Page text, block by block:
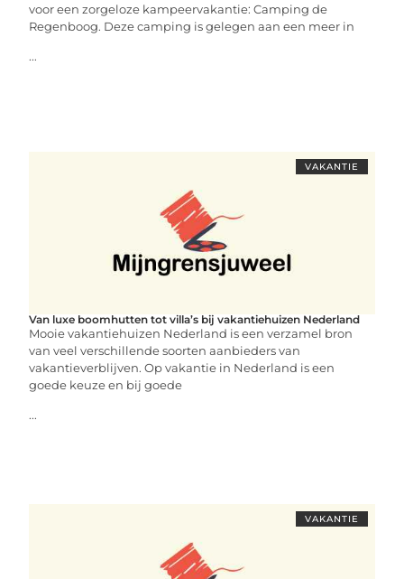
voor een zorgeloze kampeervakantie: Camping de
Regenboog. Deze camping is gelegen aan een meer in
...
VAKANTIE
Van luxe boomhutten tot villa’s bij vakantiehuizen Nederland
Mooie vakantiehuizen Nederland is een verzamel bron
van veel verschillende soorten aanbieders van
vakantieverblijven. Op vakantie in Nederland is een
goede keuze en bij goede
...
VAKANTIE